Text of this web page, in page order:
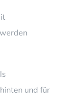
und für